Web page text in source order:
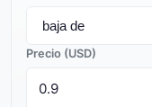
Precio (USD)